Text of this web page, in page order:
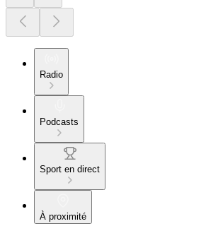
Radio
Podcasts
Sport en direct
À proximité